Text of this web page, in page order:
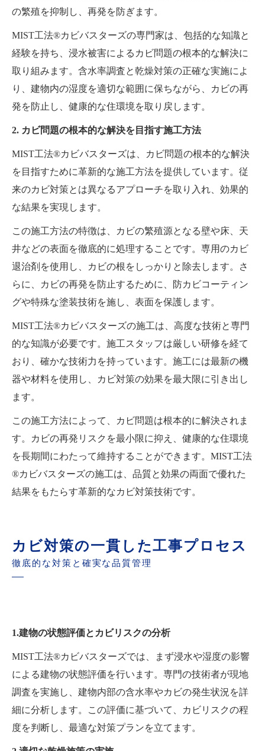
の繁殖を抑制し、再発を防ぎます。
MIST工法®カビバスターズの専門家は、包括的な知識と
経験を持ち、浸水被害によるカビ問題の根本的な解決に
取り組みます。含水率調査と乾燥対策の正確な実施によ
り、建物内の湿度を適切な範囲に保ちながら、カビの再
発を防止し、健康的な住環境を取り戻します。
2. カビ問題の根本的な解決を目指す施工方法
MIST工法®カビバスターズは、カビ問題の根本的な解決
を目指すために革新的な施工方法を提供しています。従
来のカビ対策とは異なるアプローチを取り入れ、効果的
な結果を実現します。
この施工方法の特徴は、カビの繁殖源となる壁や床、天
井などの表面を徹底的に処理することです。専用のカビ
退治剤を使用し、カビの根をしっかりと除去します。さ
らに、カビの再発を防止するために、防カビコーティン
グや特殊な塗装技術を施し、表面を保護します。
MIST工法®カビバスターズの施工は、高度な技術と専門
的な知識が必要です。施工スタッフは厳しい研修を経て
おり、確かな技術力を持っています。施工には最新の機
器や材料を使用し、カビ対策の効果を最大限に引き出し
ます。
この施工方法によって、カビ問題は根本的に解決されま
す。カビの再発リスクを最小限に抑え、健康的な住環境
を長期間にわたって維持することができます。MIST工法
®カビバスターズの施工は、品質と効果の両面で優れた
結果をもたらす革新的なカビ対策技術です。
カビ対策の一貫した工事プロセス
徹底的な対策と確実な品質管理
1.建物の状態評価とカビリスクの分析
MIST工法®カビバスターズでは、まず浸水や湿度の影響
による建物の状態評価を行います。専門の技術者が現地
調査を実施し、建物内部の含水率やカビの発生状況を詳
細に分析します。この評価に基づいて、カビリスクの程
度を判断し、最適な対策プランを立てます。